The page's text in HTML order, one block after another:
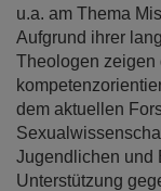
u.a. am Thema
Aufgrund ihrer
Theologen zeigen
dem aktuellen
Jugendlichen und
Unterstützung